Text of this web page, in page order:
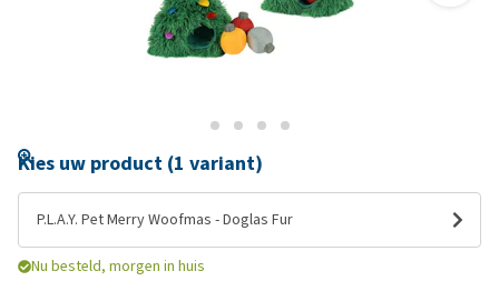
Kies uw product (1 variant)
P.L.A.Y. Pet Merry Woofmas - Doglas Fur
Nu besteld, morgen in huis